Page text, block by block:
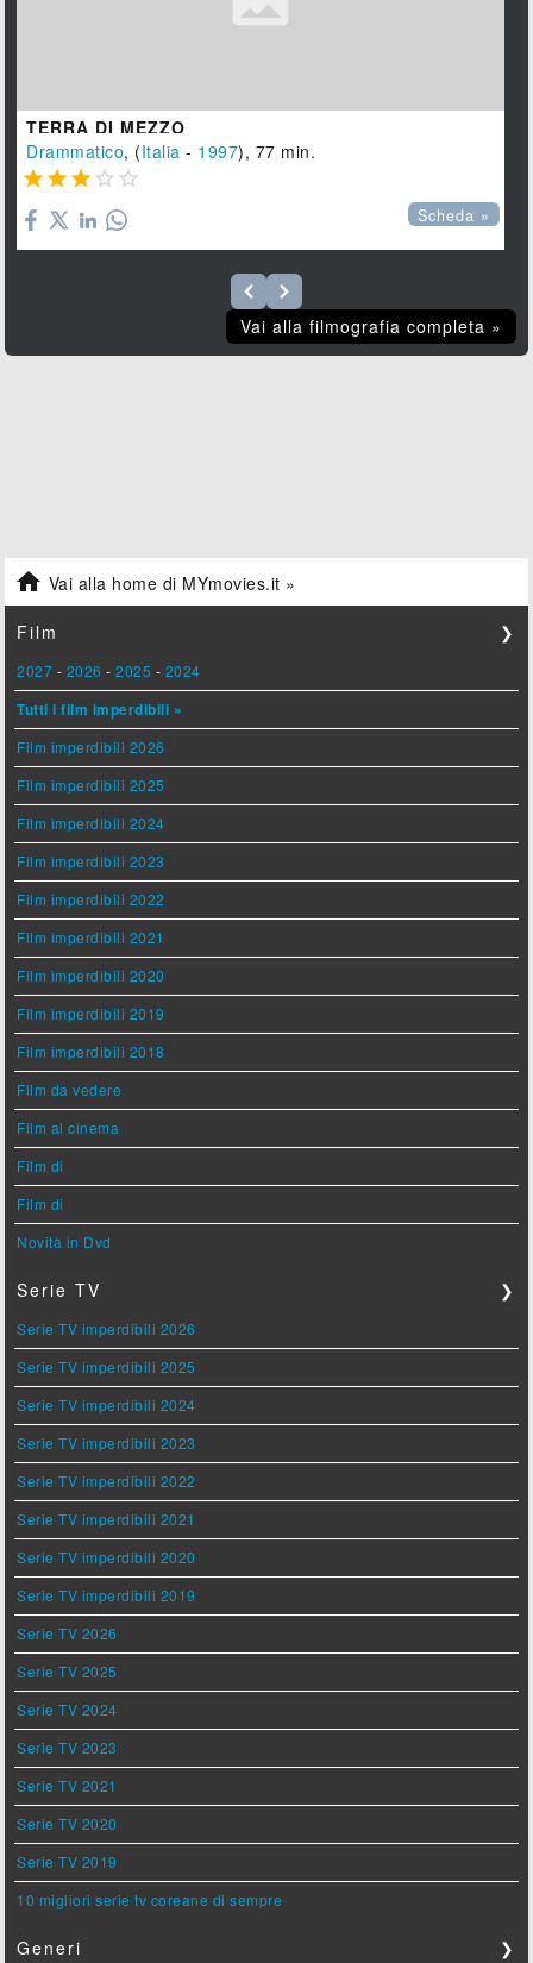
TERRA DI MEZZO
Drammatico, (Italia - 1997), 77 min.
    
Scheda »
Vai alla filmografia completa »
 Vai alla home di MYmovies.it »
Film ❯
2027 - 2026 -2025 - 2024
Tutti i film imperdibili »
Film imperdibili 2026
Film imperdibili 2025
Film imperdibili 2024
Film imperdibili 2023
Film imperdibili 2022
Film imperdibili 2021
Film imperdibili 2020
Film imperdibili 2019
Film imperdibili 2018
Film da vedere
Film al cinema
Film di
Film di
Novità in Dvd
Serie TV ❯
Serie TV imperdibili 2026
Serie TV imperdibili 2025
Serie TV imperdibili 2024
Serie TV imperdibili 2023
Serie TV imperdibili 2022
Serie TV imperdibili 2021
Serie TV imperdibili 2020
Serie TV imperdibili 2019
Serie TV 2026
Serie TV 2025
Serie TV 2024
Serie TV 2023
Serie TV 2021
Serie TV 2020
Serie TV 2019
10 migliori serie tv coreane di sempre
Generi ❯